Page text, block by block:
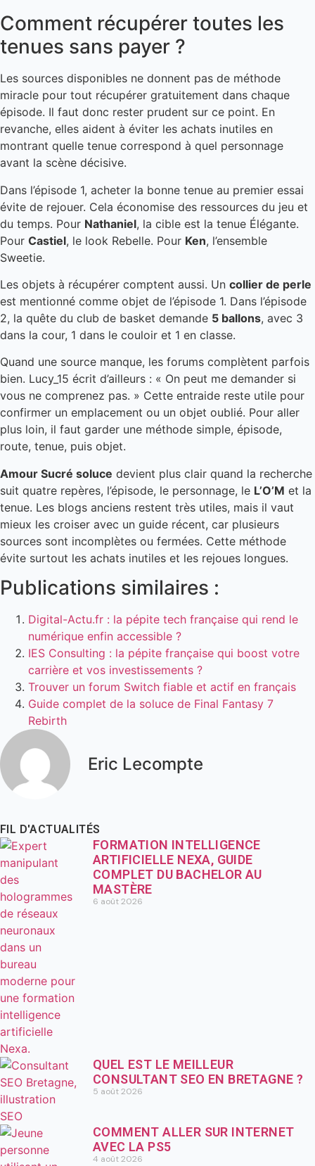
Comment récupérer toutes les
tenues sans payer ?
Les sources disponibles ne donnent pas de méthode
miracle pour tout récupérer gratuitement dans chaque
épisode. Il faut donc rester prudent sur ce point. En
revanche, elles aident à éviter les achats inutiles en
montrant quelle tenue correspond à quel personnage
avant la scène décisive.
Dans l’épisode 1, acheter la bonne tenue au premier essai
évite de rejouer. Cela économise des ressources du jeu et
du temps. Pour Nathaniel, la cible est la tenue Élégante.
Pour Castiel, le look Rebelle. Pour Ken, l’ensemble
Sweetie.
Les objets à récupérer comptent aussi. Un collier de perle
est mentionné comme objet de l’épisode 1. Dans l’épisode
2, la quête du club de basket demande 5 ballons, avec 3
dans la cour, 1 dans le couloir et 1 en classe.
Quand une source manque, les forums complètent parfois
bien. Lucy_15 écrit d’ailleurs : « On peut me demander si
vous ne comprenez pas. » Cette entraide reste utile pour
confirmer un emplacement ou un objet oublié. Pour aller
plus loin, il faut garder une méthode simple, épisode,
route, tenue, puis objet.
Amour Sucré soluce devient plus clair quand la recherche
suit quatre repères, l’épisode, le personnage, le L’O’M et la
tenue. Les blogs anciens restent très utiles, mais il vaut
mieux les croiser avec un guide récent, car plusieurs
sources sont incomplètes ou fermées. Cette méthode
évite surtout les achats inutiles et les rejoues longues.
Publications similaires :
Digital-Actu.fr : la pépite tech française qui rend le
numérique enfin accessible ?
IES Consulting : la pépite française qui boost votre
carrière et vos investissements ?
Trouver un forum Switch fiable et actif en français
Guide complet de la soluce de Final Fantasy 7
Rebirth
Eric Lecompte
FIL D'ACTUALITÉS
FORMATION INTELLIGENCE
ARTIFICIELLE NEXA, GUIDE
COMPLET DU BACHELOR AU
MASTÈRE
6 août 2026
QUEL EST LE MEILLEUR
CONSULTANT SEO EN BRETAGNE ?
5 août 2026
COMMENT ALLER SUR INTERNET
AVEC LA PS5
4 août 2026